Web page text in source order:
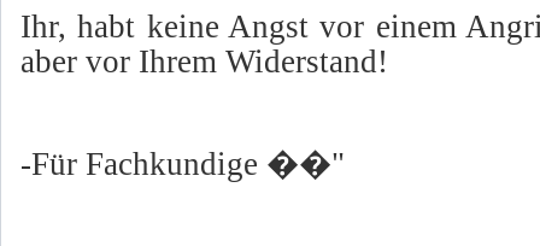
Ihr, habt keine Angst vor einem
aber vor Ihrem Widerstand!
-Für Fachkundige ��"